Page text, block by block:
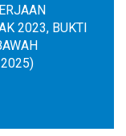
2023, BUKTI